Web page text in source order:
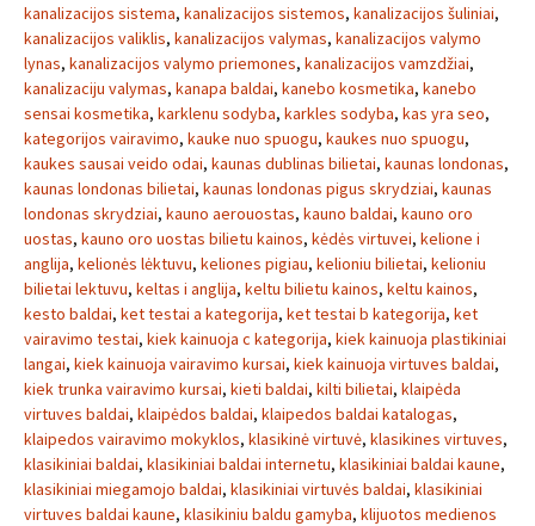
kanalizacijos sistema, kanalizacijos sistemos, kanalizacijos šuliniai,
kanalizacijos valiklis, kanalizacijos valymas, kanalizacijos valymo
lynas, kanalizacijos valymo priemones, kanalizacijos vamzdžiai,
kanalizaciju valymas, kanapa baldai, kanebo kosmetika, kanebo
sensai kosmetika, karklenu sodyba, karkles sodyba, kas yra seo,
kategorijos vairavimo, kauke nuo spuogu, kaukes nuo spuogu,
kaukes sausai veido odai, kaunas dublinas bilietai, kaunas londonas,
kaunas londonas bilietai, kaunas londonas pigus skrydziai, kaunas
londonas skrydziai, kauno aerouostas, kauno baldai, kauno oro
uostas, kauno oro uostas bilietu kainos, kėdės virtuvei, kelione i
anglija, kelionės lėktuvu, keliones pigiau, kelioniu bilietai, kelioniu
bilietai lektuvu, keltas i anglija, keltu bilietu kainos, keltu kainos,
kesto baldai, ket testai a kategorija, ket testai b kategorija, ket
vairavimo testai, kiek kainuoja c kategorija, kiek kainuoja plastikiniai
langai, kiek kainuoja vairavimo kursai, kiek kainuoja virtuves baldai,
kiek trunka vairavimo kursai, kieti baldai, kilti bilietai, klaipėda
virtuves baldai, klaipėdos baldai, klaipedos baldai katalogas,
klaipedos vairavimo mokyklos, klasikinė virtuvė, klasikines virtuves,
klasikiniai baldai, klasikiniai baldai internetu, klasikiniai baldai kaune,
klasikiniai miegamojo baldai, klasikiniai virtuvės baldai, klasikiniai
virtuves baldai kaune, klasikiniu baldu gamyba, klijuotos medienos